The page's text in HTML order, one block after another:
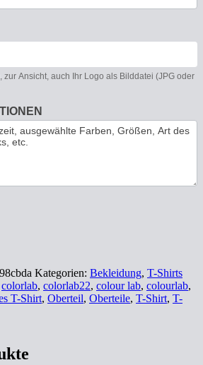
zur Ansicht, auch Ihr Logo als Bilddatei (JPG oder
Kategorien: Bekleidung, T-Shirts
colorlab, colorlab22, colour lab, colourlab,
T-Shirt, Oberteil, Oberteile, T-Shirt, T-